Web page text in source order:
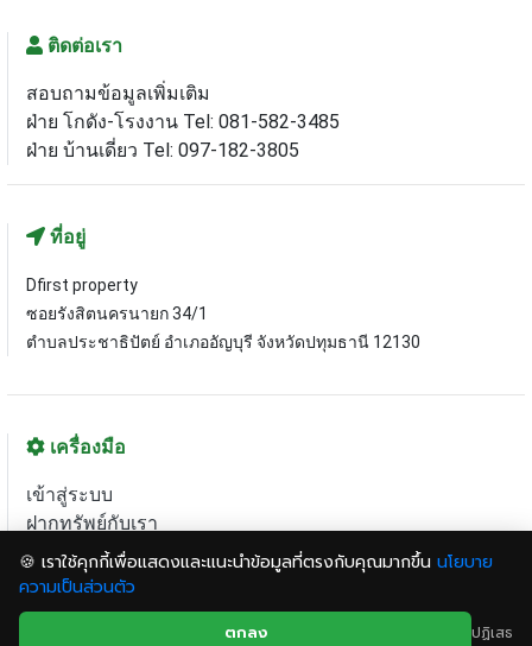
🍪 เราใช้คุกกี้เพื่อแสดงและแนะนำข้อมูลที่ตรงกับคุณมากขึ้น นโยบาย
ความเป็นส่วนตัว
ตกลง ปฏิเสธ
ติดต่อเรา
สอบถามข้อมูลเพิ่มเติม
ฝ่าย โกดัง-โรงงาน Tel: 081-582-3485
ฝ่าย บ้านเดี่ยว Tel: 097-182-3805
ที่อยู่
Dfirst property
ซอยรังสิตนครนายก 34/1
ตำบลประชาธิปัตย์ อำเภออัญบุรี จังหวัดปทุมธานี 12130
เครื่องมือ
เข้าสู่ระบบ
ฝากทรัพย์กับเรา
แผนที่เว็บไซต์